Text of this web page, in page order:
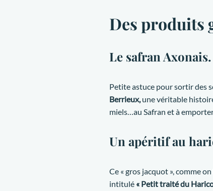
Des produits
Le safran Axonais.
Petite astuce pour sortir des
Berrieux,une véritable
miels…au Safran et à
Un apéritif au
Ce « gros jacquot », comme
intitulé « Petit traité du